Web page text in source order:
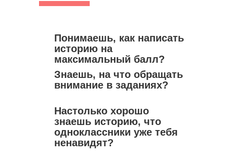
Понимаешь, как написать
историю на
максимальный балл?
Знаешь, на что обращать
внимание в заданиях?
Настолько хорошо
знаешь историю, что
одноклассники уже тебя
ненавидят?